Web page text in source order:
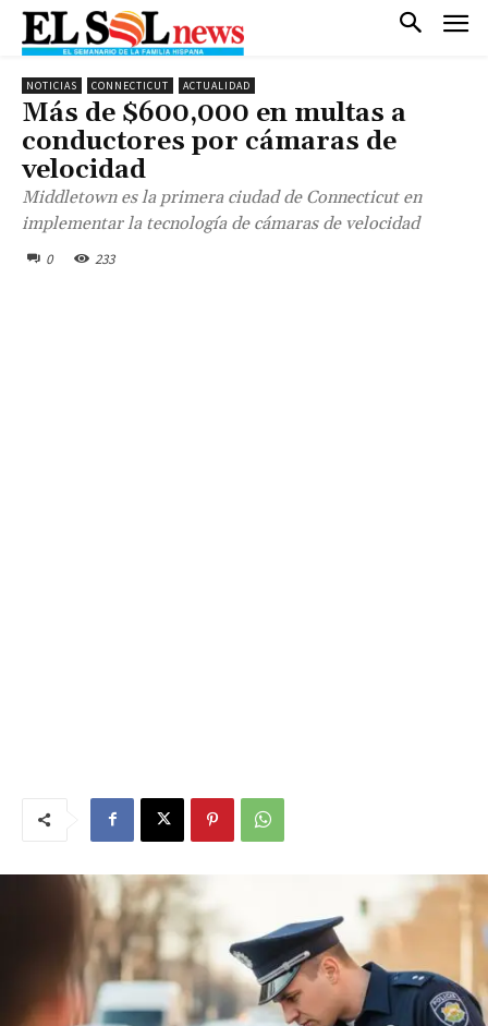
NOTICIAS CONNECTICUT ACTUALIDAD
Más de $600,000 en multas a
conductores por cámaras de
velocidad
Middletown es la primera ciudad de Connecticut en
implementar la tecnología de cámaras de velocidad
0 233